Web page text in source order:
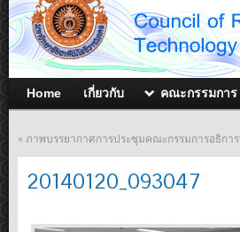
Home เกี่ยวกับ คณะกรรมการ
« ภาพบรรยากาศการประชุมคณะกรรมการอธิกา
20140120_093047